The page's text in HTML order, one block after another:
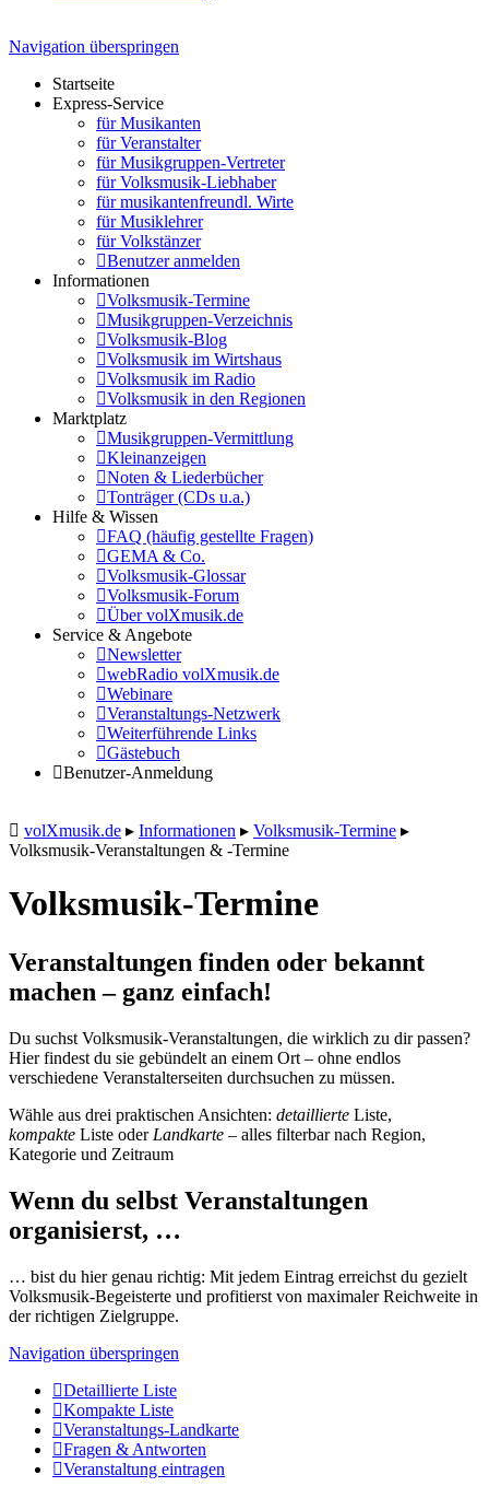
Navigation überspringen
Startseite
Express-Service
für Musikanten
für Veranstalter
für Musikgruppen-Vertreter
für Volksmusik-Liebhaber
für musikantenfreundl. Wirte
für Musiklehrer
für Volkstänzer
Benutzer anmelden
Informationen
Volksmusik-Termine
Musikgruppen-Verzeichnis
Volksmusik-Blog
Volksmusik im Wirtshaus
Volksmusik im Radio
Volksmusik in den Regionen
Marktplatz
Musikgruppen-Vermittlung
Kleinanzeigen
Noten & Liederbücher
Tonträger (CDs u.a.)
Hilfe & Wissen
FAQ (häufig gestellte Fragen)
GEMA & Co.
Volksmusik-Glossar
Volksmusik-Forum
Über volXmusik.de
Service & Angebote
Newsletter
webRadio volXmusik.de
Webinare
Veranstaltungs-Netzwerk
Weiterführende Links
Gästebuch
Benutzer-Anmeldung
volXmusik.de ▸ Informationen ▸ Volksmusik-Termine ▸
Volksmusik-Veranstaltungen & -Termine
Volksmusik-Termine
Veranstaltungen finden oder bekannt
machen – ganz einfach!
Du suchst Volksmusik-Veranstaltungen, die wirklich zu dir passen?
Hier findest du sie gebündelt an einem Ort – ohne endlos
verschiedene Veranstalterseiten durchsuchen zu müssen.
Wähle aus drei praktischen Ansichten: detaillierte Liste,
kompakte Liste oder Landkarte – alles filterbar nach Region,
Kategorie und Zeitraum
Wenn du selbst Veranstaltungen
organisierst, …
… bist du hier genau richtig: Mit jedem Eintrag erreichst du gezielt
Volksmusik-Begeisterte und profitierst von maximaler Reichweite in
der richtigen Zielgruppe.
Navigation überspringen
Detaillierte Liste
Kompakte Liste
Veranstaltungs-Landkarte
Fragen & Antworten
Veranstaltung eintragen